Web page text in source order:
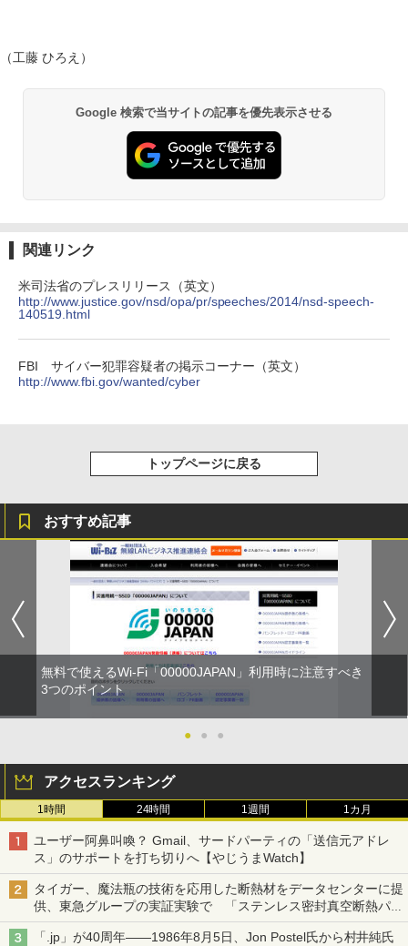
（工藤 ひろえ）
Google 検索で当サイトの記事を優先表示させる
関連リンク
米司法省のプレスリリース（英文）
http://www.justice.gov/nsd/opa/pr/speeches/2014/nsd-speech-
140519.html
FBI サイバー犯罪容疑者の掲示コーナー（英文）
http://www.fbi.gov/wanted/cyber
トップページに戻る
おすすめ記事
無料で使えるWi-Fi「00000JAPAN」利用時に注意すべき
3つのポイント
● ● ●
アクセスランキング
1時間 24時間 1週間 1カ月
ユーザー阿鼻叫喚？ Gmail、サードパーティの「送信元アドレ
ス」のサポートを打ち切りへ【やじうまWatch】
タイガー、魔法瓶の技術を応用した断熱材をデータセンターに提
供、東急グループの実証実験で 「ステンレス密封真空断熱パネ
ル TIVIP」
「.jp」が40周年――1986年8月5日、Jon Postel氏から村井純氏